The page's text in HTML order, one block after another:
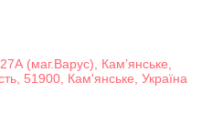
(маг.Варус), Кам’янське,
51900, Кам'янське, Україна